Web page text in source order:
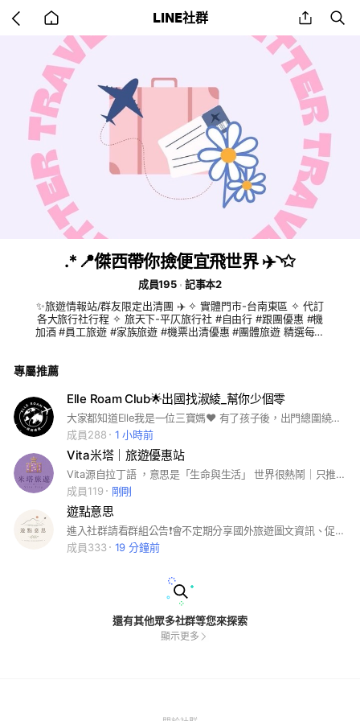
back
to
home
LINE社群 share
.*📍傑西帶你撿便宜飛世界 ✈️◝✩
成員195
記事本2
✨旅遊情報站/群友限定出清團 ✈️ ✧ 實體門市-台南東區 ✧ 代訂
各大旅行社行程 ✧ 旅天下-平仄旅行社 #自由行 #跟團優惠 #機
加酒 #員工旅遊 #家族旅遊 #機票出清優惠 #團體旅遊 精選每一
專屬推薦
Elle Roam Club🌟出國找淑綾_幫你少個零
大家都知道Elle我是一位三寶媽❤️ 有了孩子後，出門總圍繞著孩子，出遊最需要就是精打細算，好的旅遊團怎麼能錯過～ #出發總有個方向 #親子旅遊#家族旅遊#公司旅遊#國內旅遊#國外包團#精選優惠#推薦行程
成員288
1 小時前
Vita米塔｜旅遊優惠站
Vita源自拉丁語 ，意思是「生命與生活」 世界很熱鬧｜只推薦適合你的行程 💜 日本｜高雄出發｜客製團｜高爾夫 旅天下｜平仄旅行社｜高雄鳳山店經理
成員119
剛剛
遊點意思
進入社群請看群組公告❗️會不定期分享國外旅遊圖文資訊、促銷優惠給大家✨️
成員333
19 分鐘前
還有其他眾多社群等您來探索
顯示更多